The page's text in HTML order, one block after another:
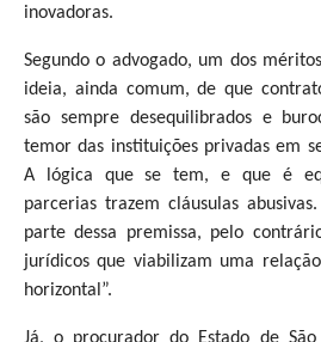
inovadoras.
Segundo o advogado, um dos
ideia, ainda comum, de que
são sempre desequilibrados e
temor das instituições privadas em
A lógica que se tem, e que é
parcerias trazem cláusulas
parte dessa premissa, pelo
jurídicos que viabilizam uma
horizontal”.